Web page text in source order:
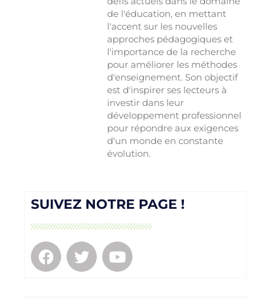
de l'éducation, en mettant
l'accent sur les nouvelles
approches pédagogiques et
l'importance de la recherche
pour améliorer les méthodes
d'enseignement. Son objectif
est d'inspirer ses lecteurs à
investir dans leur
développement professionnel
pour répondre aux exigences
d'un monde en constante
évolution.
SUIVEZ NOTRE PAGE !